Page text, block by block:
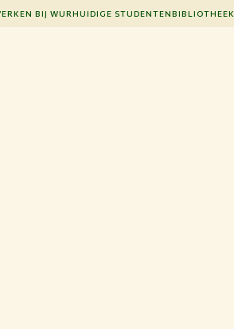
BIJ WURHUIDIGE STUDENTENBIBLIOTHEEK